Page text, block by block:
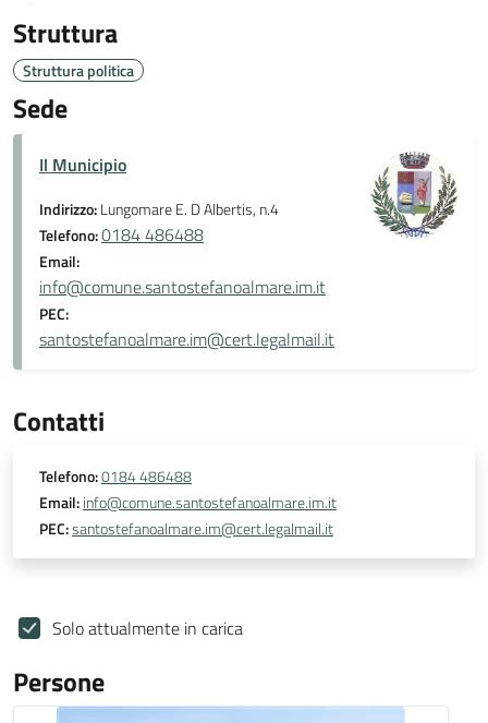
Struttura
Struttura politica
Sede
Il Municipio
Indirizzo:Lungomare E. D Albertis, n.4
Telefono:0184 486488
Email:
info@comune.santostefanoalmare.im.it
PEC:
santostefanoalmare.im@cert.legalmail.it
Contatti
Telefono:0184 486488
Email:info@comune.santostefanoalmare.im.it
PEC:santostefanoalmare.im@cert.legalmail.it
Solo attualmente in carica
Persone